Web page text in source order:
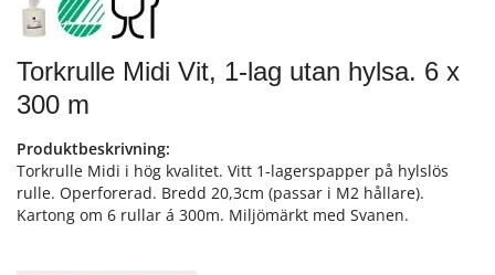
Torkrulle Midi Vit, 1-lag utan hylsa. 6 x
300 m
Produktbeskrivning:
Torkrulle Midi i hög kvalitet. Vitt 1-lagerspapper på hylslös
rulle. Operforerad. Bredd 20,3cm (passar i M2 hållare).
Kartong om 6 rullar á 300m. Miljömärkt med Svanen.